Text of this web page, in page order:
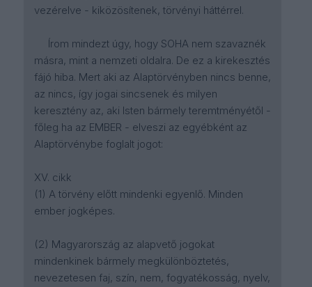
vezérelve - kiközösítenek, törvényi háttérrel.
Írom mindezt úgy, hogy SOHA nem szavaznék
másra, mint a nemzeti oldalra. De ez a kirekesztés
fájó hiba. Mert aki az Alaptörvényben nincs benne,
az nincs, így jogai sincsenek és milyen
keresztény az, aki Isten bármely teremtményétől -
főleg ha az EMBER - elveszi az egyébként az
Alaptörvénybe foglalt jogot:
XV. cikk
(1) A törvény előtt mindenki egyenlő. Minden
ember jogképes.
(2) Magyarország az alapvető jogokat
mindenkinek bármely megkülönböztetés,
nevezetesen faj, szín, nem, fogyatékosság, nyelv,